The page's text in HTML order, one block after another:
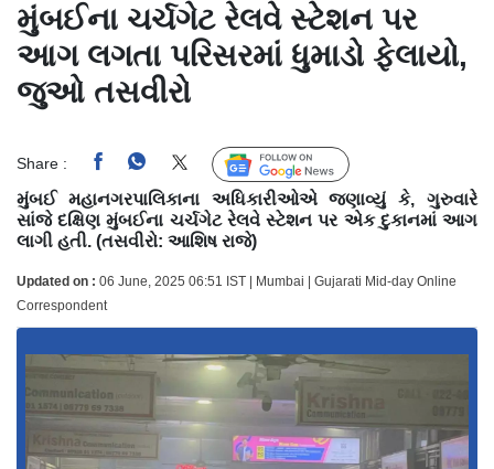
મુંબઈના ચર્ચગેટ રેલવે સ્ટેશન પર
આગ લગતા પરિસરમાં ધુમાડો ફેલાયો,
જુઓ તસવીરો
Share : Follow Us
મુંબઈ મહાનગરપાલિકાના અધિકારીઓએ જણાવ્યું કે, ગુરુવારે
સાંજે દક્ષિણ મુંબઈના ચર્ચગેટ રેલવે સ્ટેશન પર એક દુકાનમાં આગ
લાગી હતી. (તસવીરો: આશિષ રાજે)
Updated on : 06 June, 2025 06:51 IST | Mumbai | Gujarati Mid-day Online
Correspondent